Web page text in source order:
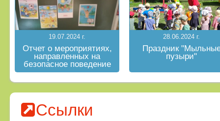
19.07.2024 г.
Отчет о мероприятиях,
направленных на
безопасное поведение
на водных объектах в
летний период
28.06.2024 г.
Праздник
пузыри"
Ссылки